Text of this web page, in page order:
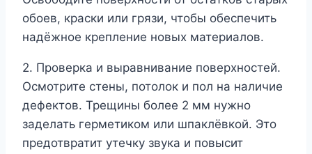
обоев, краски или грязи, чтобы обеспечить
надёжное крепление новых материалов.
2. Проверка и выравнивание поверхностей.
Осмотрите стены, потолок и пол на наличие
дефектов. Трещины более 2 мм нужно
заделать герметиком или шпаклёвкой. Это
предотвратит утечку звука и повысит